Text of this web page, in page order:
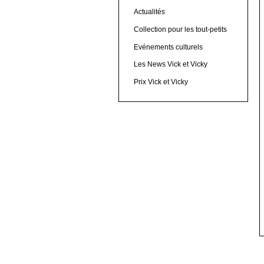
Actualités
Collection pour les tout-petits
Evénements culturels
Les News Vick et Vicky
Prix Vick et Vicky